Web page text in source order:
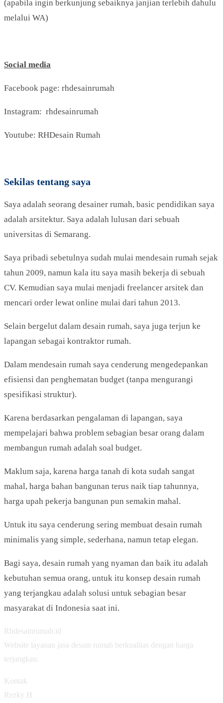
(apabila ingin berkunjung sebaiknya janjian terlebih dahulu
melalui WA)
Social media
Facebook page: rhdesainrumah
Instagram: rhdesainrumah
Youtube: RHDesain Rumah
Sekilas tentang saya
Saya adalah seorang desainer rumah, basic pendidikan saya
adalah arsitektur. Saya adalah lulusan dari sebuah
universitas di Semarang.
Saya pribadi sebetulnya sudah mulai mendesain rumah sejak
tahun 2009, namun kala itu saya masih bekerja di sebuah
CV. Kemudian saya mulai menjadi freelancer arsitek dan
mencari order lewat online mulai dari tahun 2013.
Selain bergelut dalam desain rumah, saya juga terjun ke
lapangan sebagai kontraktor rumah.
Dalam mendesain rumah saya cenderung mengedepankan
efisiensi dan penghematan budget (tanpa mengurangi
spesifikasi struktur).
Karena berdasarkan pengalaman di lapangan, saya
mempelajari bahwa problem sebagian besar orang dalam
membangun rumah adalah soal budget.
Maklum saja, karena harga tanah di kota sudah sangat
mahal, harga bahan bangunan terus naik tiap tahunnya,
harga upah pekerja bangunan pun semakin mahal.
Untuk itu saya cenderung sering membuat desain rumah
minimalis yang simple, sederhana, namun tetap elegan.
Bagi saya, desain rumah yang nyaman dan baik itu adalah
kebutuhan semua orang, untuk itu konsep desain rumah
yang terjangkau adalah solusi untuk sebagian besar
masyarakat di Indonesia saat ini.
Rhdesainrumah.id
Website layanan jasa desain rumah berkualitas dengan harga
terjangkau.
Kontak
Rezky H